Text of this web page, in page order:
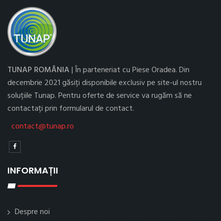
TUNAP ROMÂNIA| În parteneriat cu Piese Oradea. Din
decembrie 2021 găsiți disponibile exclusiv pe site-ul nostru
soluțiile Tunap. Pentru oferte de service va rugăm să ne
contactați prin formularul de contact.
contact@tunap.ro
INFORMAȚII
Despre noi